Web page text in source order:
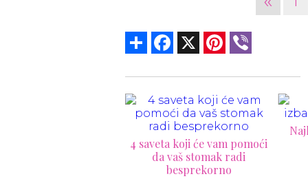
Share Facebook Pinterest
4 saveta koji će vam pomoći
da vaš stomak radi
besprekorno